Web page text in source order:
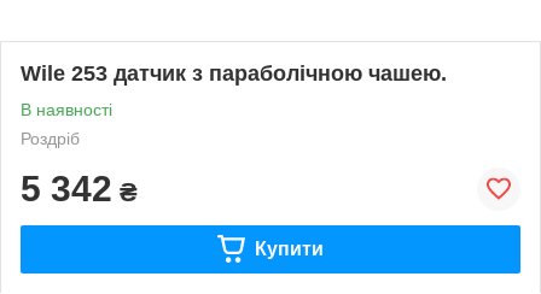
Wile 253 датчик з параболічною чашею.
В наявності
Роздріб
5 342 ₴
Купити